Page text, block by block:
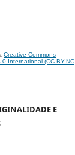
Creative Commons
International (CC BY-NC
E